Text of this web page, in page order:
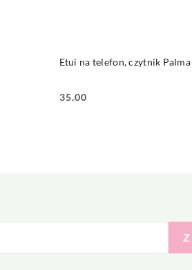
Etui na telefon, czytnik Palma
Cena:
35.00